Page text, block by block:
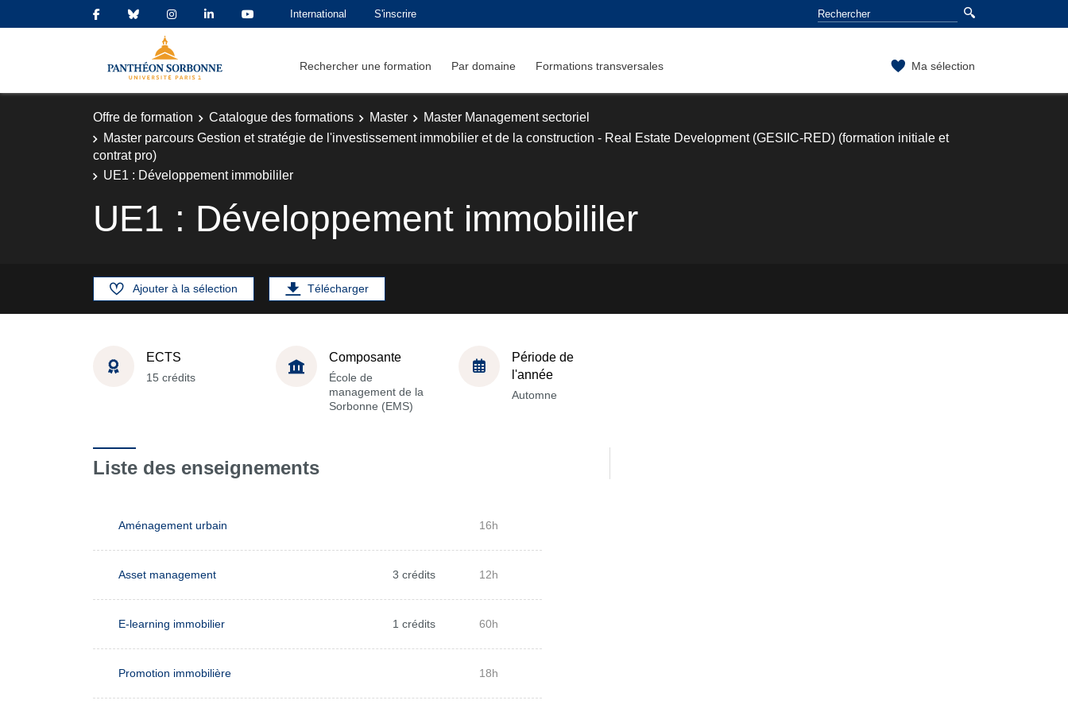
International S'inscrire
Rechercher une formation Par domaine Formations transversales Ma sélection
Offre de formation Catalogue des formations Master
Master Management sectoriel
Master parcours Gestion et stratégie de l'investissement immobilier et de la construction - Real Estate Development (GESIIC-RED) (formation initiale et
contrat pro)
UE1 : Développement immobililer
UE1 : Développement immobililer
Ajouter à la sélection Télécharger
ECTS
15 crédits
Composante
École de
management de la
Sorbonne (EMS)
Période de
l'année
Automne
Liste des enseignements
Aménagement urbain 16h
Asset management 3 crédits 12h
E-learning immobilier 1 crédits 60h
Promotion immobilière 18h